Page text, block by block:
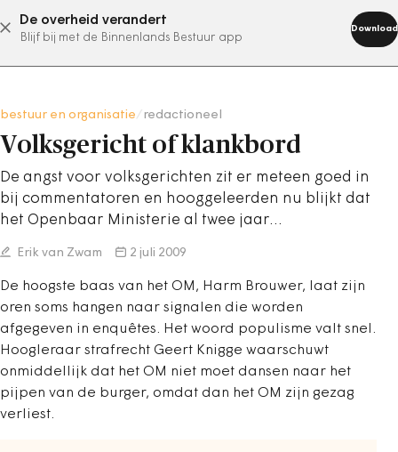
De overheid verandert
Blijf bij met de Binnenlands Bestuur app
Download
abonneer nu
bestuur en organisatie redactioneel
Volksgericht of klankbord
De angst voor volksgerichten zit er meteen goed in
bij commentatoren en hooggeleerden nu blijkt dat
het Openbaar Ministerie al twee jaar…
Erik van Zwam 2 juli 2009
De hoogste baas van het OM, Harm Brouwer, laat zijn
oren soms hangen naar signalen die worden
afgegeven in enquêtes. Het woord populisme valt snel.
Hoogleraar strafrecht Geert Knigge waarschuwt
onmiddellijk dat het OM niet moet dansen naar het
pijpen van de burger, omdat dan het OM zijn gezag
verliest.